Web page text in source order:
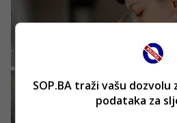
SOP.BA traži vašu
podataka za